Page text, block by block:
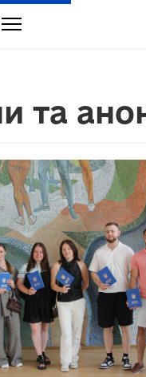
та